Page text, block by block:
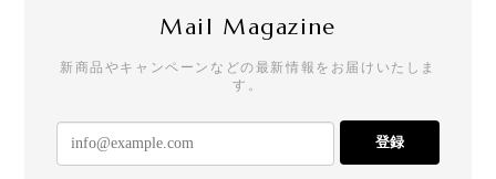
Mail Magazine
新商品やキャンペーンなどの最新情報をお届けいたしま
す。
登録